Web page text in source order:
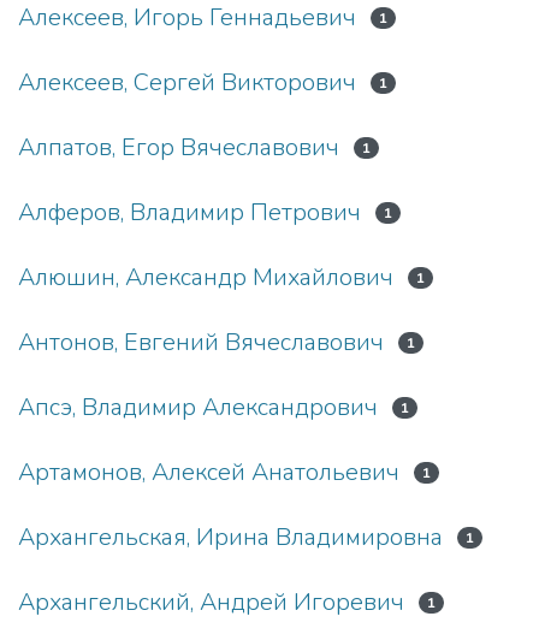
Алексеев, Игорь Геннадьевич 1
Алексеев, Сергей Викторович 1
Алпатов, Егор Вячеславович 1
Алферов, Владимир Петрович 1
Алюшин, Александр Михайлович 1
Антонов, Евгений Вячеславович 1
Апсэ, Владимир Александрович 1
Артамонов, Алексей Анатольевич 1
Архангельская, Ирина Владимировна 1
Архангельский, Андрей Игоревич 1